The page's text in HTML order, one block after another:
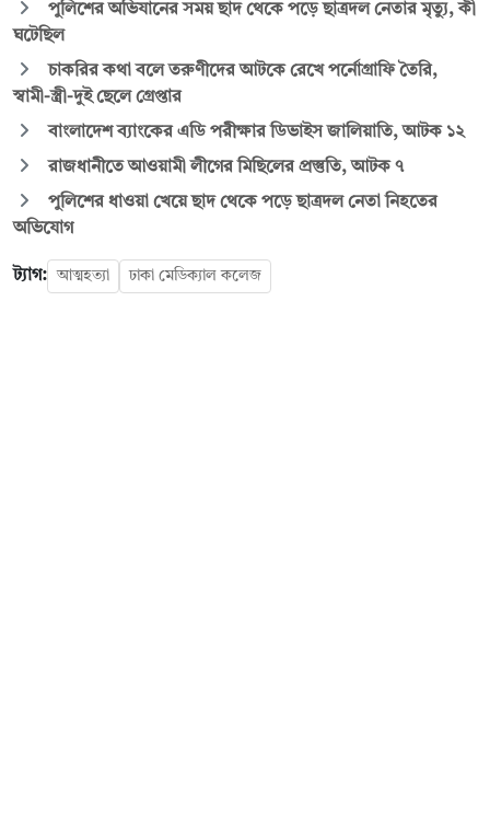
পুলিশের অভিযানের সময় ছাদ থেকে পড়ে ছাত্রদল নেতার মৃত্যু, কী
ঘটেছিল
চাকরির কথা বলে তরুণীদের আটকে রেখে পর্নোগ্রাফি তৈরি,
স্বামী-স্ত্রী-দুই ছেলে গ্রেপ্তার
বাংলাদেশ ব্যাংকের এডি পরীক্ষার ডিভাইস জালিয়াতি, আটক ১২
রাজধানীতে আওয়ামী লীগের মিছিলের প্রস্তুতি, আটক ৭
পুলিশের ধাওয়া খেয়ে ছাদ থেকে পড়ে ছাত্রদল নেতা নিহতের
অভিযোগ
ট্যাগ: আত্মহত্যা ঢাকা মেডিক্যাল কলেজ